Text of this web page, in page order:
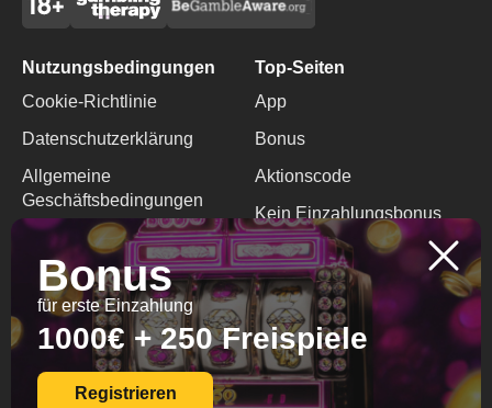
Bonus
für erste Einzahlung
1000€ + 250 Freispiele
Registrieren
Nutzungsbedingungen
Cookie-Richtlinie
Datenschutzerklärung
Allgemeine
Geschäftsbedingungen
Verantwortungsvolles
Spielen
Top-Seiten
App
Bonus
Aktionscode
Kein Einzahlungsbonus
Kontakte
+599 9 2991408
info@diamondbingo.net